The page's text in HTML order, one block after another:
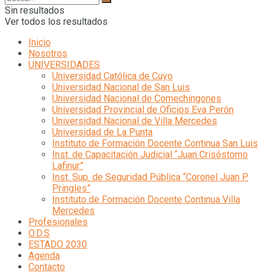
Sin resultados
Ver todos los resultados
Inicio
Nosotros
UNIVERSIDADES
Universidad Católica de Cuyo
Universidad Nacional de San Luis
Universidad Nacional de Comechingones
Universidad Provincial de Oficios Eva Perón
Universidad Nacional de Villa Mercedes
Universidad de La Punta
Instituto de Formación Docente Continua San Luis
Inst. de Capacitación Judicial “Juan Crisóstomo
Lafinur”
Inst. Sup. de Seguridad Pública “Coronel Juan P.
Pringles”
Instituto de Formación Docente Continua Villa
Mercedes
Profesionales
O.D.S
ESTADO 2030
Agenda
Contacto